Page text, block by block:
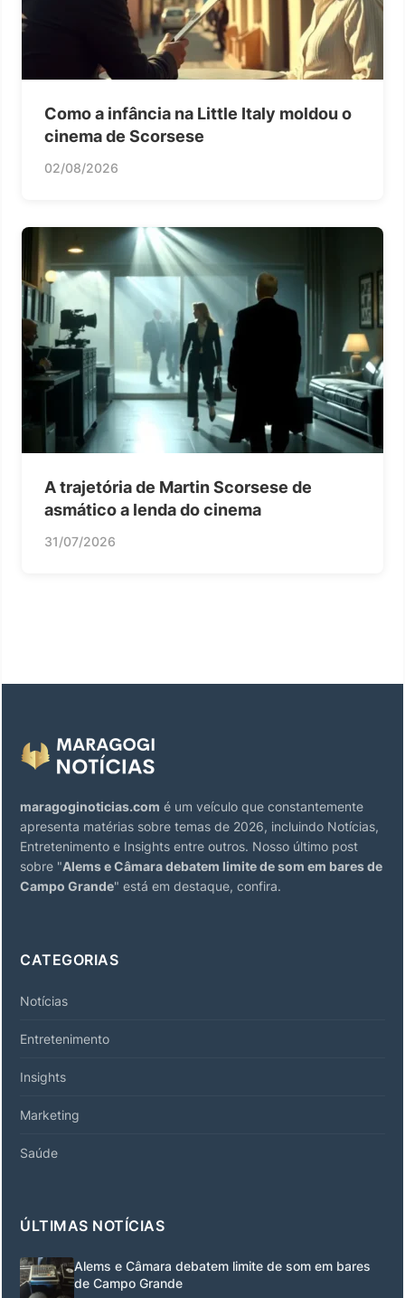
Como a infância na Little Italy moldou o
cinema de Scorsese
02/08/2026
A trajetória de Martin Scorsese de
asmático a lenda do cinema
31/07/2026
maragoginoticias.com é um veículo que constantemente
apresenta matérias sobre temas de 2026, incluindo Notícias,
Entretenimento e Insights entre outros. Nosso último post
sobre "Alems e Câmara debatem limite de som em bares de
Campo Grande" está em destaque, confira.
CATEGORIAS
Notícias
Entretenimento
Insights
Marketing
Saúde
ÚLTIMAS NOTÍCIAS
Alems e Câmara debatem limite de som em bares
de Campo Grande